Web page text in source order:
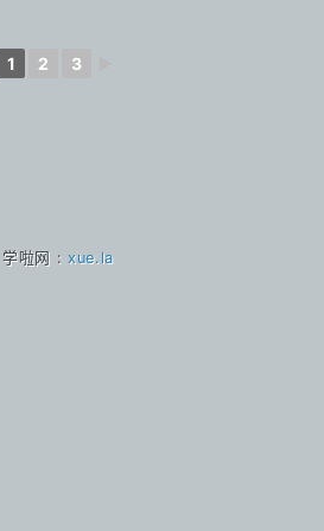
1 2 3
学啦网 : xue.la